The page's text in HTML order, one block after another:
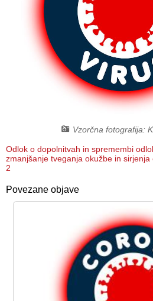
Vzorčna fotografija:
Odlok o dopolnitvah in spremembi
zmanjšanje tveganja okužbe in
2
Povezane objave
Načrt integritete
Občinski predpisi
Proračuni občine
Občinski časopis
Lokalne volitve 2026